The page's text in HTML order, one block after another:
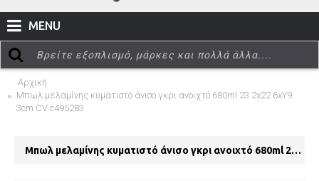
MENU
Αρχική
Μπωλ μελαμίνης κυματιστό άνισο γκρι ανοιχτό 680ml 23 2x22 6xΥ9
3cm CV c495283
Μπωλ μελαμίνης κυματιστό άνισο γκρι ανοιχτό 680ml 23 2x22 6xΥ9 3cm CV c495283